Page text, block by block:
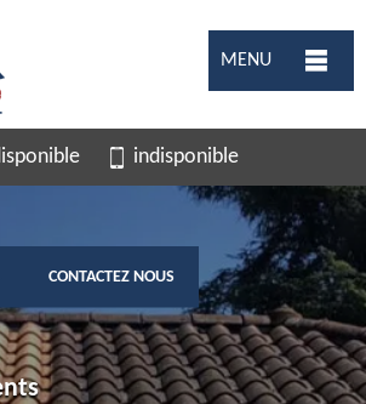
MENU
indisponible
CONTACTEZ NOUS